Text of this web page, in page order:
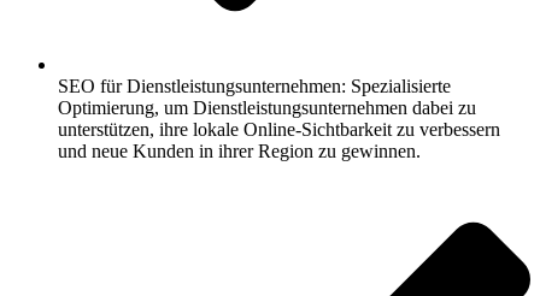
SEO für Dienstleistungsunternehmen: Spezialisierte
Optimierung, um Dienstleistungsunternehmen dabei zu
unterstützen, ihre lokale Online-Sichtbarkeit zu verbessern
und neue Kunden in ihrer Region zu gewinnen.